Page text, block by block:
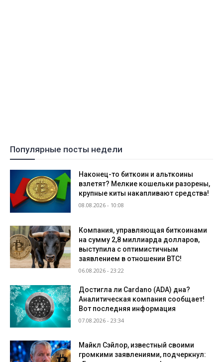
Популярные посты недели
Наконец-то биткоин и альткоины
взлетят? Мелкие кошельки разорены,
крупные киты накапливают средства!
08.08.2026 - 10:08
Компания, управляющая биткоинами
на сумму 2,8 миллиарда долларов,
выступила с оптимистичным
заявлением в отношении BTC!
06.08.2026 - 23:22
Достигла ли Cardano (ADA) дна?
Аналитическая компания сообщает!
Вот последняя информация
07.08.2026 - 23:34
Майкл Сэйлор, известный своими
громкими заявлениями, подчеркнул: